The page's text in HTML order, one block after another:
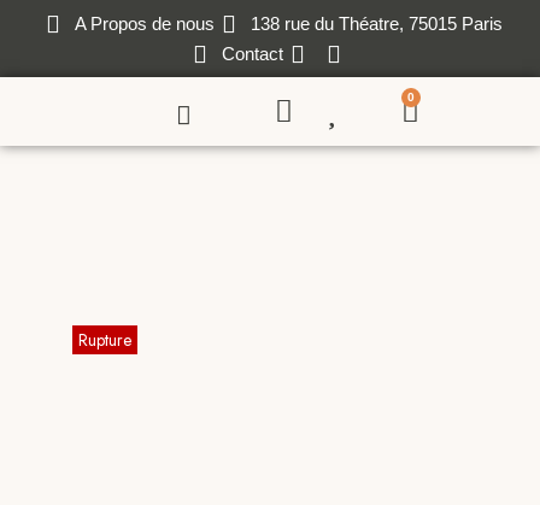
A Propos de nous
138 rue du Théatre, 75015 Paris
Contact
0